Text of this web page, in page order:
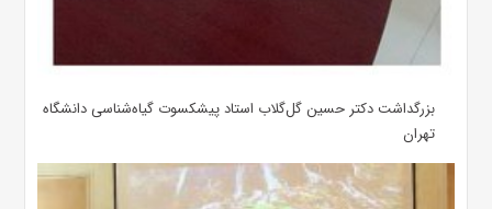
بزرگداشت دکتر حسین گل‌گلاب استاد پیشکسوت گیاه‌شناسی دانشگاه
تهران